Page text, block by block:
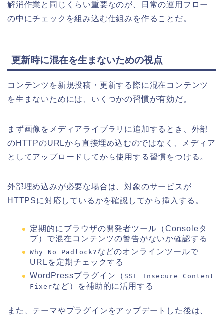
解消作業と同じくらい重要なのが、日常の運用フロー
の中にチェックを組み込む仕組みを作ることだ。
更新時に混在を生まないための視点
コンテンツを新規投稿・更新する際に混在コンテンツ
を生まないためには、いくつかの習慣が有効だ。
まず画像をメディアライブラリに追加するとき、外部
のHTTPのURLから直接埋め込むのではなく、メディア
としてアップロードしてから使用する習慣をつける。
外部埋め込みが必要な場合は、対象のサービスが
HTTPSに対応しているかを確認してから挿入する。
定期的にブラウザの開発者ツール（Consoleタ
ブ）で混在コンテンツの警告がないか確認する
Why No Padlock? などのオンラインツールで
URLを定期チェックする
WordPressプラグイン（ SSL Insecure Content
Fixerなど）を補助的に活用する
また、テーマやプラグインをアップデートした後は、